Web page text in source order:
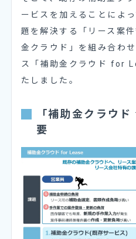
ービスを加えることによ
題を解決する「リース案
金クラウド」を組み合わ
ス「補助金クラウド for
たしました。
「補助金クラウ
要